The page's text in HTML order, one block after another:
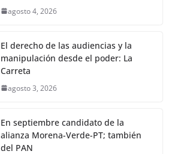
agosto 4, 2026
El derecho de las audiencias y la
manipulación desde el poder: La
Carreta
agosto 3, 2026
En septiembre candidato de la
alianza Morena-Verde-PT; también
del PAN